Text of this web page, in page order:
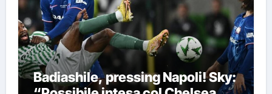
Badiashile, pressing Napoli! Sky: